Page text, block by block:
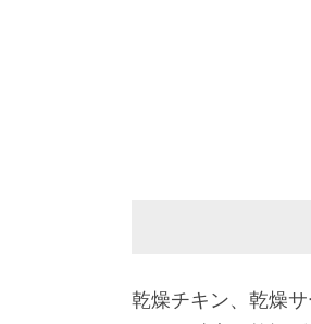
乾燥チキン、乾燥